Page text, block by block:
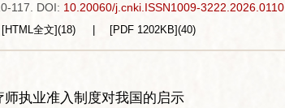
117.
DOI: 10.20060/j.cnki.ISSN1009-3222.2026.0110
[HTML全文](18) [PDF 1202KB](40)
师执业准入制度对我国的启示